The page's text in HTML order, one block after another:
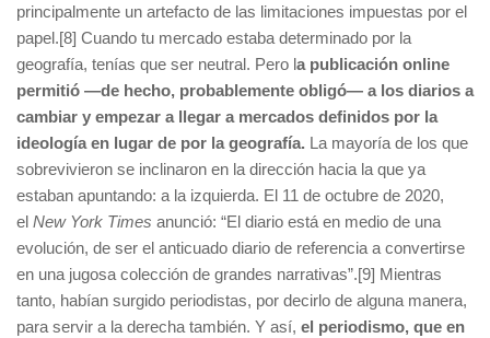
principalmente un artefacto de las limitaciones impuestas por el
papel.[8] Cuando tu mercado estaba determinado por la
geografía, tenías que ser neutral. Pero la publicación online
permitió —de hecho, probablemente obligó— a los diarios a
cambiar y empezar a llegar a mercados definidos por la
ideología en lugar de por la geografía. La mayoría de los que
sobrevivieron se inclinaron en la dirección hacia la que ya
estaban apuntando: a la izquierda. El 11 de octubre de 2020,
el New York Times anunció: “El diario está en medio de una
evolución, de ser el anticuado diario de referencia a convertirse
en una jugosa colección de grandes narrativas”.[9] Mientras
tanto, habían surgido periodistas, por decirlo de alguna manera,
para servir a la derecha también. Y así, el periodismo, que en